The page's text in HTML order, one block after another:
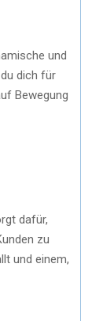
und
dich für
Bewegung
dafür,
zu
und einem,